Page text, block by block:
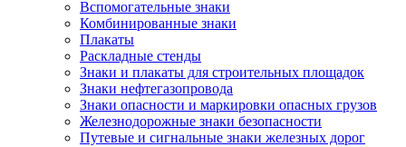
Вспомогательные знаки
Комбинированные знаки
Плакаты
Раскладные стенды
Знаки и плакаты для строительных площадок
Знаки нефтегазопровода
Знаки опасности и маркировки опасных грузов
Железнодорожные знаки безопасности
Путевые и сигнальные знаки железных дорог